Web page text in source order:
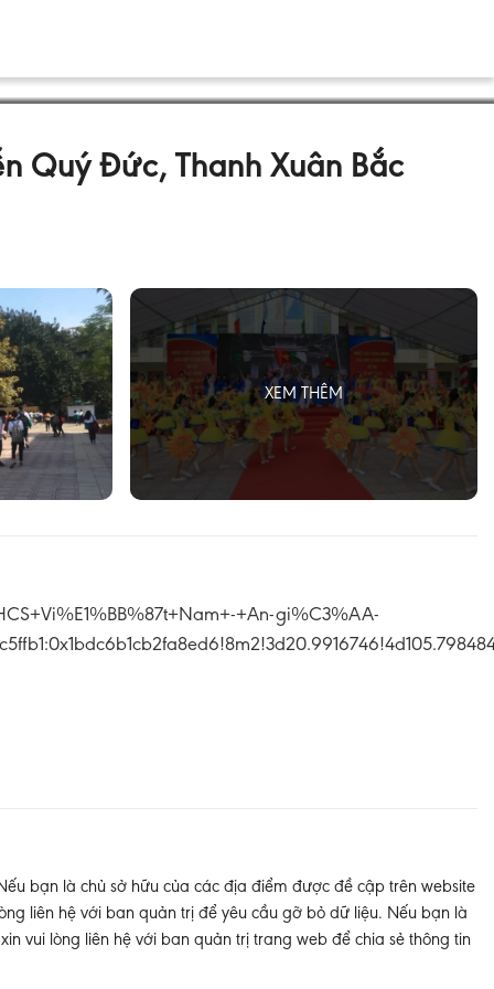
Quý Đức, Thanh Xuân Bắc
+An-gi%C3%AA-
bạn là chủ sở hữu của các địa điểm được đề cập trên website
liên hệ với ban quản trị để yêu cầu gỡ bỏ dữ liệu. Nếu bạn là
vui lòng liên hệ với ban quản trị trang web để chia sẻ thông tin